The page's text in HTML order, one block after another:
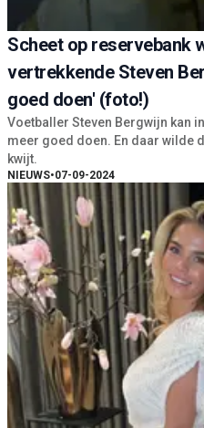
Scheet op reservebank
vertrekkende Steven
goed doen' (foto!)
Voetballer Steven Bergwijn kan
meer goed doen. En daar wilde
kwijt.
NIEUWS•07-09-2024